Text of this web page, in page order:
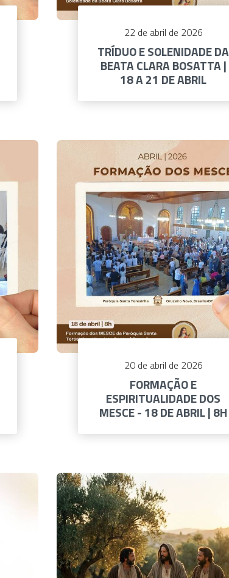
22 de abril de 2026
TRÍDUO E SOLENIDADE DA
BEATA CLARA BOSATTA |
18 A 21 DE ABRIL
20 de abril de 2026
FORMAÇÃO E
ESPIRITUALIDADE DOS
MESCE - 18 DE ABRIL | 8H